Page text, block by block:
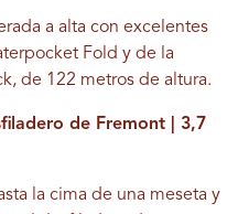
a alta con excelentes
Fold y de la
de 122 metros de altura.
de Fremont | 3,7
la cima de una meseta y